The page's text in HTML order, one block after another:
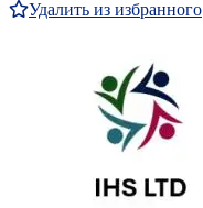
Удалить из избранного